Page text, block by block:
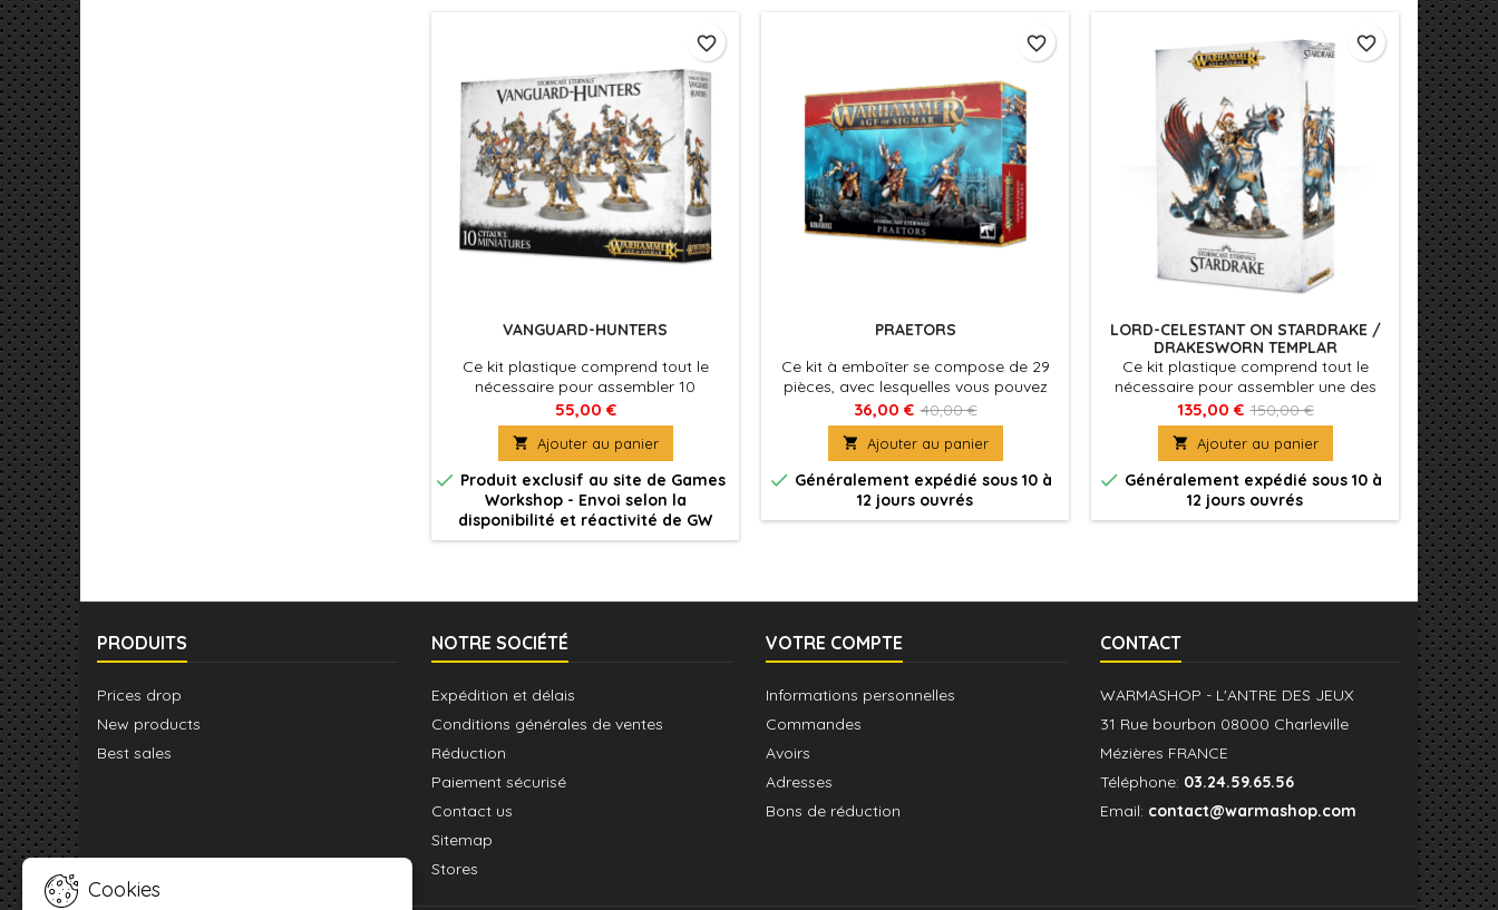
VANGUARD-HUNTERS
Ce kit plastique comprend tout le
nécessaire pour assembler 10
Vanguard-Hunters. Ils sont riches en
détails évoquant leurs déplacements
constants et leur statut de vétérans: 2
hachettes de choc et 10 jeux de
chargeurs Boltstorm à accrocher à
leur taille, plus des sacoches et des
grappins.
55,00 €
 Ajouter au panier
 Produit exclusif au site de Games
Workshop - Envoi selon la
disponibilité et réactivité de GW
favorite_border
PRAETORS
Ce kit à emboîter se compose de 29
pièces, avec lesquelles vous pouvez
assembler trois Praetors en armure
fulgurante et cape volante, chacun
armé d'une hallebarde de garde des
âmes. Chaque figurine peut avoir un
casque ou être tête nue. Ces figurines
sont fournies non peintes et
nécessitent assemblage
36,00 € 40,00 €
 Ajouter au panier
 Généralement expédié sous 10 à
12 jours ouvrés
favorite_border
LORD-CELESTANT ON STARDRAKE /
DRAKESWORN TEMPLAR
Ce kit plastique comprend tout le
nécessaire pour assembler une des
deux figurines suivantes: Un Lord-
Celestant sur Stardrake, armé d'un
marteau Tempestos ou d'une lame
fulgorée et d'un bouclier de sigmarite,
ou Un Drakesworn Templar,
135,00 € 150,00 €
 Ajouter au panier
 Généralement expédié sous 10 à
12 jours ouvrés
favorite_border
chez

PRODUITS
Prices drop
New products
Best sales
NOTRE SOCIÉTÉ
Expédition et délais
Conditions générales de ventes
Réduction
Paiement sécurisé
Contact us
Sitemap
Stores
VOTRE COMPTE
Informations personnelles
Commandes
Avoirs
Adresses
Bons de réduction
CONTACT
WARMASHOP - L'ANTRE DES JEUX
31 Rue bourbon 08000 Charleville
Mézières FRANCE
Téléphone: 03.24.59.65.56
Email: contact@warmashop.com
Cookies